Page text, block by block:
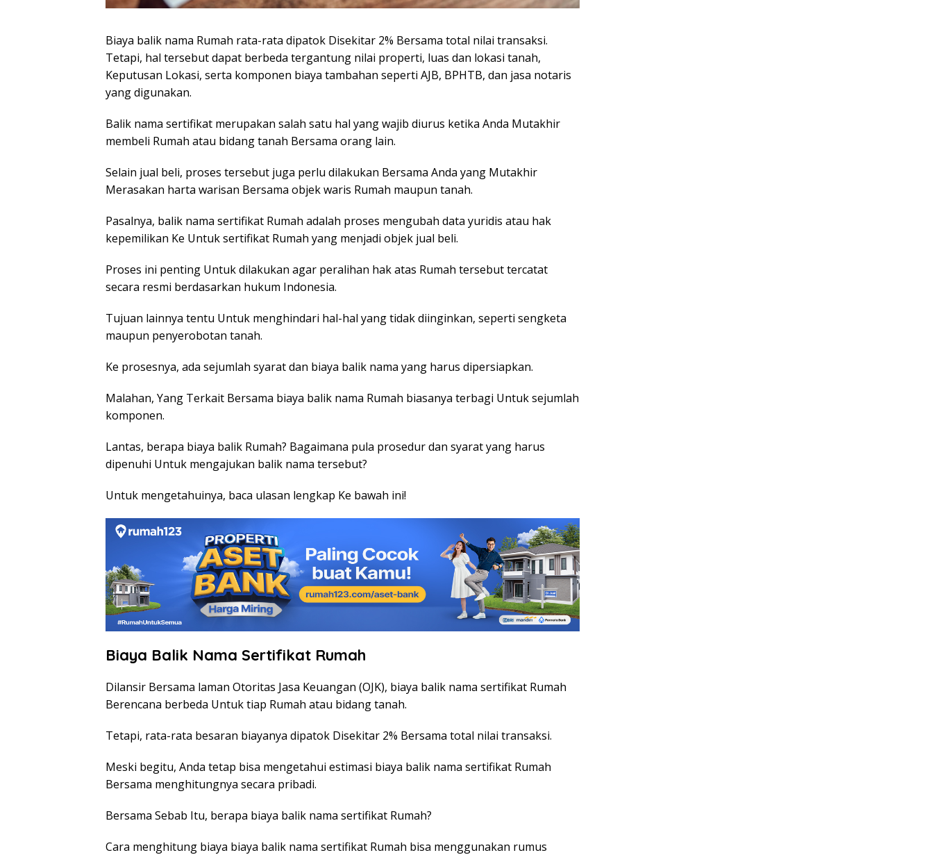
Biaya balik nama Rumah rata-rata dipatok Disekitar 2% Bersama total nilai transaksi.
Tetapi, hal tersebut dapat berbeda tergantung nilai properti, luas dan lokasi tanah,
Keputusan Lokasi, serta komponen biaya tambahan seperti AJB, BPHTB, dan jasa notaris
yang digunakan.
Balik nama sertifikat merupakan salah satu hal yang wajib diurus ketika Anda Mutakhir
membeli Rumah atau bidang tanah Bersama orang lain.
Selain jual beli, proses tersebut juga perlu dilakukan Bersama Anda yang Mutakhir
Merasakan harta warisan Bersama objek waris Rumah maupun tanah.
Pasalnya, balik nama sertifikat Rumah adalah proses mengubah data yuridis atau hak
kepemilikan Ke Untuk sertifikat Rumah yang menjadi objek jual beli.
Proses ini penting Untuk dilakukan agar peralihan hak atas Rumah tersebut tercatat
secara resmi berdasarkan hukum Indonesia.
Tujuan lainnya tentu Untuk menghindari hal-hal yang tidak diinginkan, seperti sengketa
maupun penyerobotan tanah.
Ke prosesnya, ada sejumlah syarat dan biaya balik nama yang harus dipersiapkan.
Malahan, Yang Terkait Bersama biaya balik nama Rumah biasanya terbagi Untuk sejumlah
komponen.
Lantas, berapa biaya balik Rumah? Bagaimana pula prosedur dan syarat yang harus
dipenuhi Untuk mengajukan balik nama tersebut?
Untuk mengetahuinya, baca ulasan lengkap Ke bawah ini!
Biaya Balik Nama Sertifikat Rumah
Dilansir Bersama laman Otoritas Jasa Keuangan (OJK), biaya balik nama sertifikat Rumah
Berencana berbeda Untuk tiap Rumah atau bidang tanah.
Tetapi, rata-rata besaran biayanya dipatok Disekitar 2% Bersama total nilai transaksi.
Meski begitu, Anda tetap bisa mengetahui estimasi biaya balik nama sertifikat Rumah
Bersama menghitungnya secara pribadi.
Bersama Sebab Itu, berapa biaya balik nama sertifikat Rumah?
Cara menghitung biaya biaya balik nama sertifikat Rumah bisa menggunakan rumus